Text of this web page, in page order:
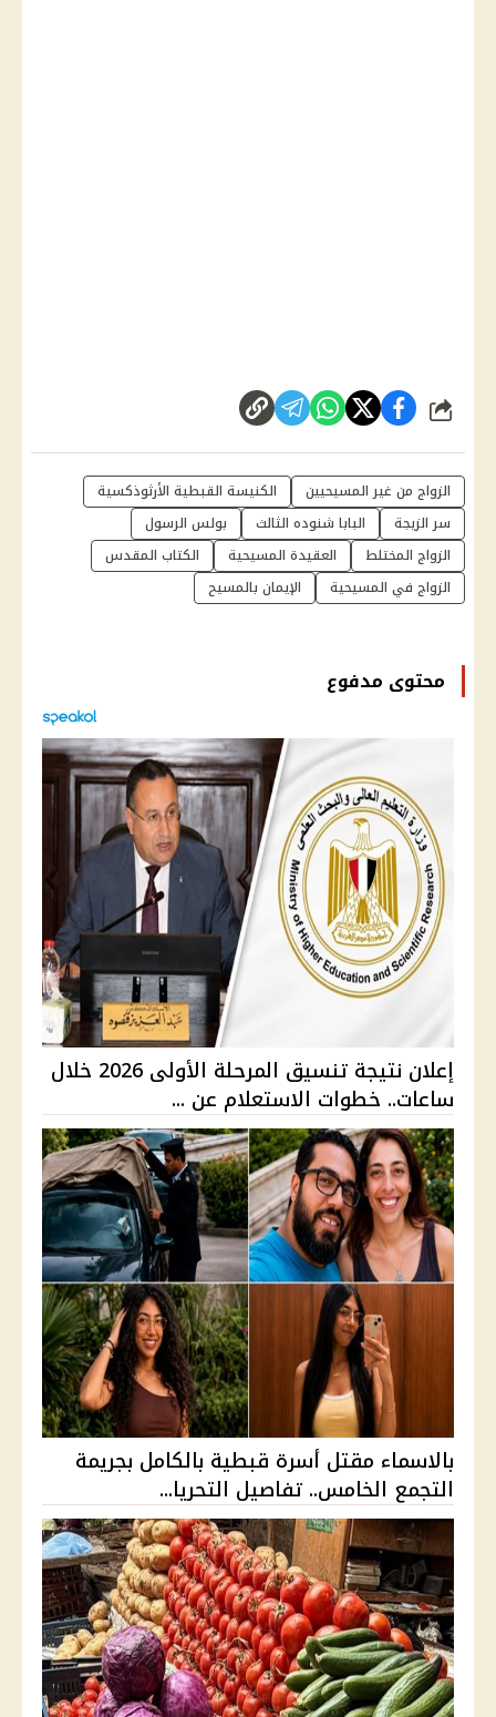
شارك
الزواج من غير المسيحيين
الكنيسة القبطية الأرثوذكسية
سر الزيجة
البابا شنوده الثالث
بولس الرسول
الزواج المختلط
العقيدة المسيحية
الكتاب المقدس
الزواج في المسيحية
الإيمان بالمسيح
محتوى مدفوع
إعلان نتيجة تنسيق المرحلة الأولى 2026 خلال
ساعات.. خطوات الاستعلام عن ...
بالاسماء مقتل أسرة قبطية بالكامل بجريمة
التجمع الخامس.. تفاصيل التحريا...